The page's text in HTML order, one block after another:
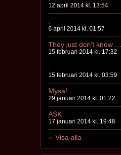
12 april 2014 kl. 13:54
6 april 2014 kl. 01:57
15 februari 2014 kl. 17:32
15 februari 2014 kl. 03:59
Mysa!
29 januari 2014 kl. 01:22
ASK
17 januari 2014 kl. 19:48
Visa alla